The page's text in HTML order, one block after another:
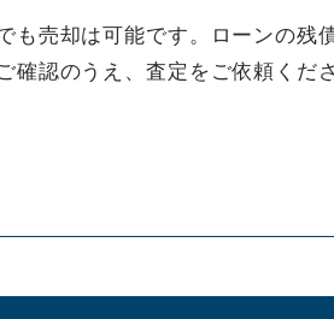
も売却は可能です。ローンの残
確認のうえ、査定をご依頼くださ